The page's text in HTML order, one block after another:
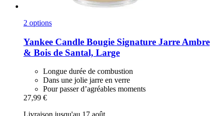
2 options
Yankee Candle Bougie Signature Jarre Ambre
& Bois de Santal, Large
Longue durée de combustion
Dans une jolie jarre en verre
Pour passer d’agréables moments
27,99 €